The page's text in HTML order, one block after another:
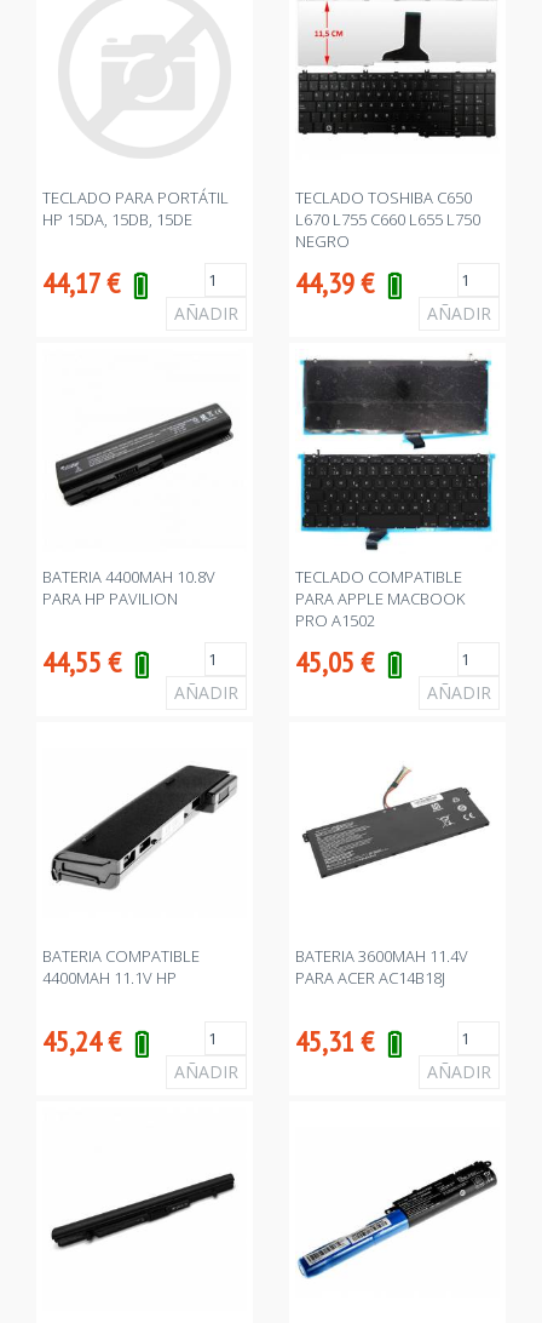
TECLADO PARA PORTÁTIL
HP 15DA, 15DB, 15DE
44,17€
TECLADO TOSHIBA C650
L670 L755 C660 L655 L750
NEGRO
44,39€
BATERIA 4400MAH 10.8V
PARA HP PAVILION
44,55€
TECLADO COMPATIBLE
PARA APPLE MACBOOK
PRO A1502
45,05€
BATERIA COMPATIBLE
4400MAH 11.1V HP
45,24€
BATERIA 3600MAH 11.4V
PARA ACER AC14B18J
45,31€